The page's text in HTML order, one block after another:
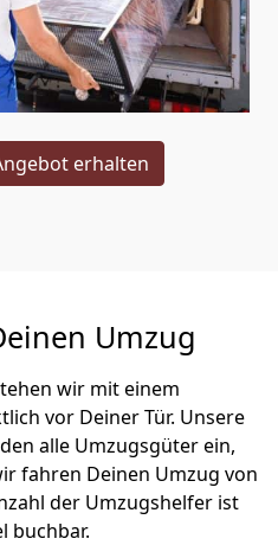
erhalten
Umzug
wir mit einem
vor Deiner Tür. Unsere
alle Umzugsgüter ein,
fahren Deinen Umzug von
der Umzugshelfer ist
buchbar.